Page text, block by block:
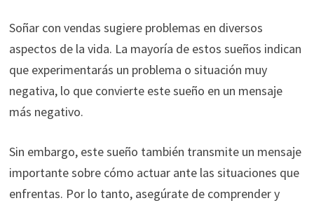
Soñar con vendas sugiere problemas en diversos
aspectos de la vida. La mayoría de estos sueños indican
que experimentarás un problema o situación muy
negativa, lo que convierte este sueño en un mensaje
más negativo.
Sin embargo, este sueño también transmite un mensaje
importante sobre cómo actuar ante las situaciones que
enfrentas. Por lo tanto, asegúrate de comprender y